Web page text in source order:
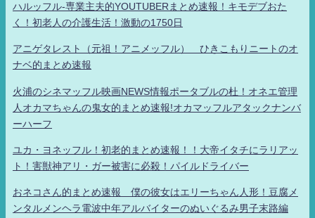
ハルッフル-専業主夫的YOUTUBERまとめ速報！キモデブおた
く！初老人の介護生活！激動の1750日
アニゲタレスト（元祖！アニメッフル） ひきこもりニートのオ
ナベ的まとめ速報
火浦のシネマッフル映画NEWS情報ポータブルの杜！オネエ管理
人オカマちゃんの鬼女的まとめ速報!オカマッフルアタックナンバ
ーハーフ
ユカ・ヨネッフル！初老的まとめ速報！！大帝イタチにラリアッ
ト！害獣神アリ・ガー被害に必殺！パイルドライバー
おネコさん的まとめ速報 僕の彼女はエリーちゃん人形！豆腐メ
ンタルメンヘラ電波中年アルバイターのぬいぐるみ男子末路編